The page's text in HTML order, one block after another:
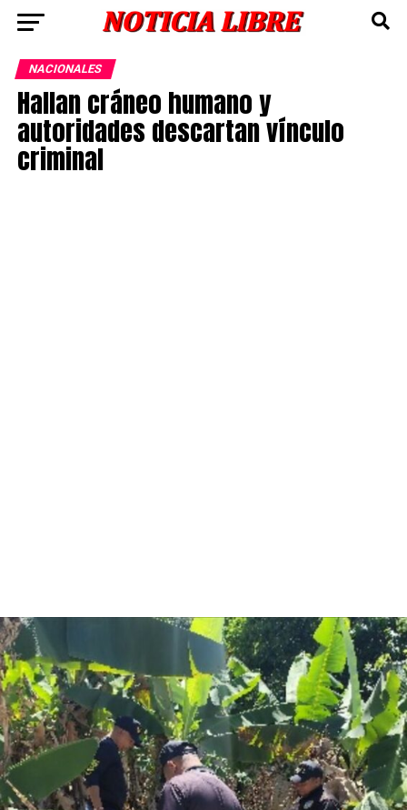
NACIONALES
Hallan cráneo humano y
autoridades descartan vínculo
criminal